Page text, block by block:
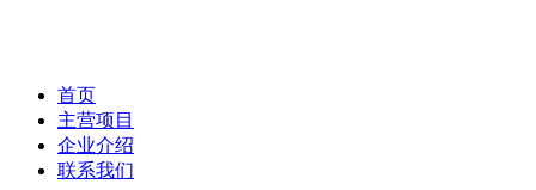
首页
主营项目
企业介绍
联系我们